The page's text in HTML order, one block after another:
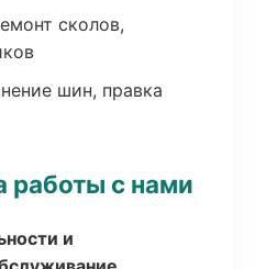
сколов,
шин, правка
с нами
и